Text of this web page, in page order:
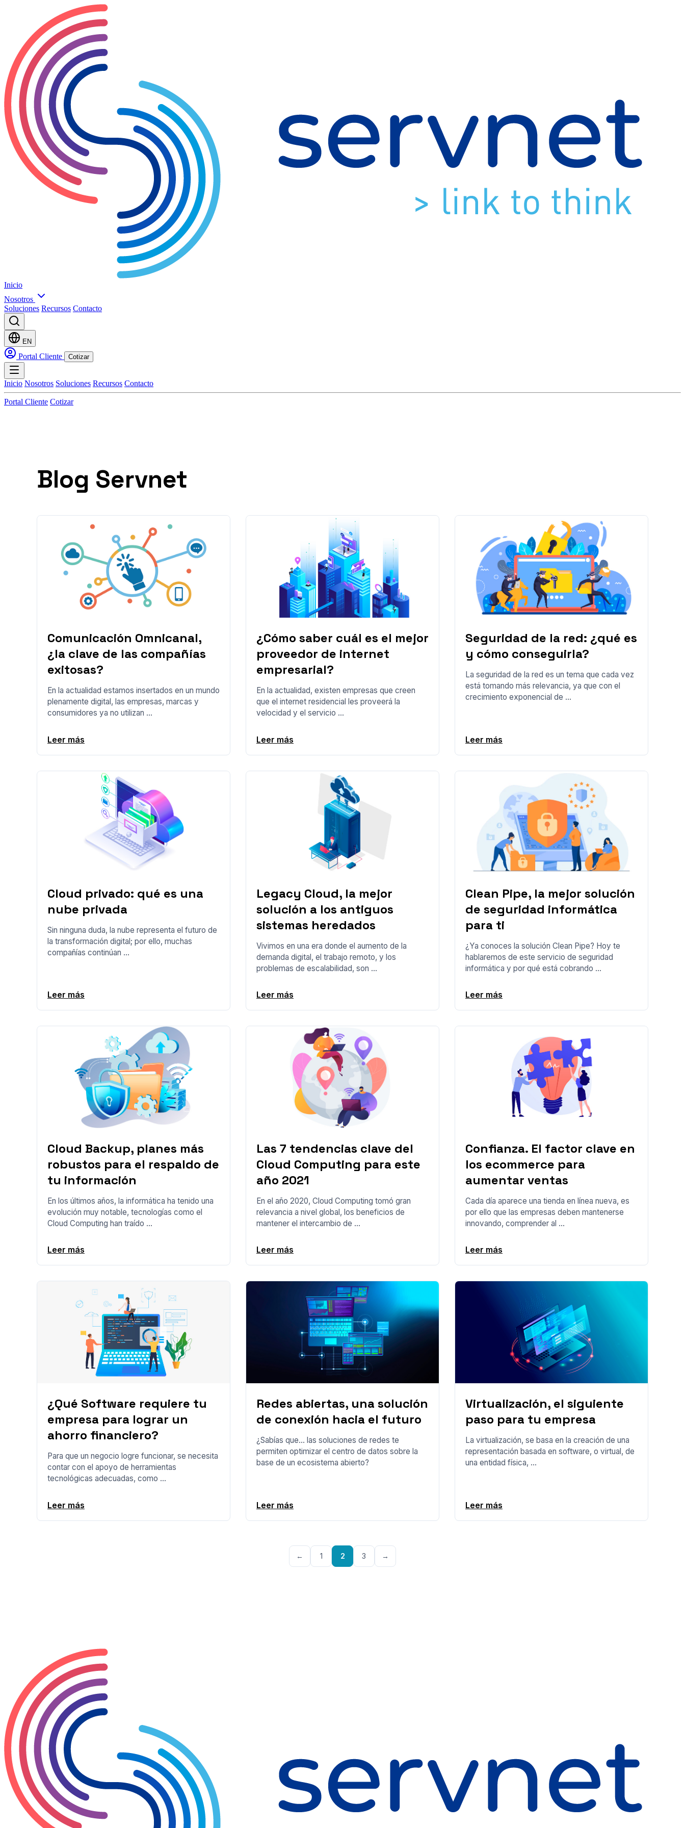
Inicio
Nosotros
Soluciones Recursos Contacto
EN
Portal Cliente Cotizar
Inicio Nosotros Soluciones Recursos Contacto
Portal Cliente Cotizar
Blog Servnet
Comunicación Omnicanal,
¿la clave de las compañías
exitosas?
En la actualidad estamos insertados en un mundo
plenamente digital, las empresas, marcas y
consumidores ya no utilizan ...
Leer más
¿Cómo saber cuál es el mejor
proveedor de internet
empresarial?
En la actualidad, existen empresas que creen
que el internet residencial les proveerá la
velocidad y el servicio ...
Leer más
Seguridad de la red: ¿qué es
y cómo conseguirla?
La seguridad de la red es un tema que cada vez
está tomando más relevancia, ya que con el
crecimiento exponencial de ...
Leer más
Cloud privado: qué es una
nube privada
Sin ninguna duda, la nube representa el futuro de
la transformación digital; por ello, muchas
compañías continúan ...
Leer más
Legacy Cloud, la mejor
solución a los antiguos
sistemas heredados
Vivimos en una era donde el aumento de la
demanda digital, el trabajo remoto, y los
problemas de escalabilidad, son ...
Leer más
Clean Pipe, la mejor solución
de seguridad informática
para ti
¿Ya conoces la solución Clean Pipe? Hoy te
hablaremos de este servicio de seguridad
informática y por qué está cobrando ...
Leer más
Cloud Backup, planes más
robustos para el respaldo de
tu información
En los últimos años, la informática ha tenido una
evolución muy notable, tecnologías como el
Cloud Computing han traído ...
Leer más
Las 7 tendencias clave del
Cloud Computing para este
año 2021
En el año 2020, Cloud Computing tomó gran
relevancia a nivel global, los beneficios de
mantener el intercambio de ...
Leer más
Confianza. El factor clave en
los ecommerce para
aumentar ventas
Cada día aparece una tienda en línea nueva, es
por ello que las empresas deben mantenerse
innovando, comprender al ...
Leer más
¿Qué Software requiere tu
empresa para lograr un
ahorro financiero?
Para que un negocio logre funcionar, se necesita
contar con el apoyo de herramientas
tecnológicas adecuadas, como ...
Leer más
Redes abiertas, una solución
de conexión hacia el futuro
¿Sabías que… las soluciones de redes te
permiten optimizar el centro de datos sobre la
base de un ecosistema abierto?
Leer más
Virtualización, el siguiente
paso para tu empresa
La virtualización, se basa en la creación de una
representación basada en software, o virtual, de
una entidad física, ...
Leer más
← 1 2 3 →